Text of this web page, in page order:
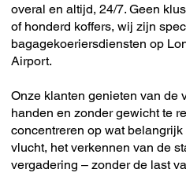
overal en altijd, 24/7. Geen
of honderd koffers, wij zijn
bagagekoeriersdiensten op
Airport.
Onze klanten genieten van de
handen en zonder gewicht te
concentreren op wat
vlucht, het verkennen van de
vergadering – zonder de last